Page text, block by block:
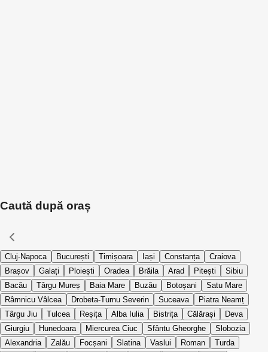
Caută după oraș
Cluj-Napoca București Timișoara Iași Constanța
Craiova
Brașov
Galați Ploiești Oradea Brăila Arad Pitești
Sibiu
Bacău
Târgu Mureș Baia Mare Buzău Botoșani
Satu Mare
Râmnicu Vâlcea
Drobeta-Turnu Severin Suceava
Piatra Neamț
Târgu Jiu
Tulcea Reșița Alba Iulia Bistrița Călărași
Deva
Giurgiu
Hunedoara Miercurea Ciuc Sfântu Gheorghe
Slobozia
Alexandria
Zalău Focșani Slatina Vaslui Roman
Turda